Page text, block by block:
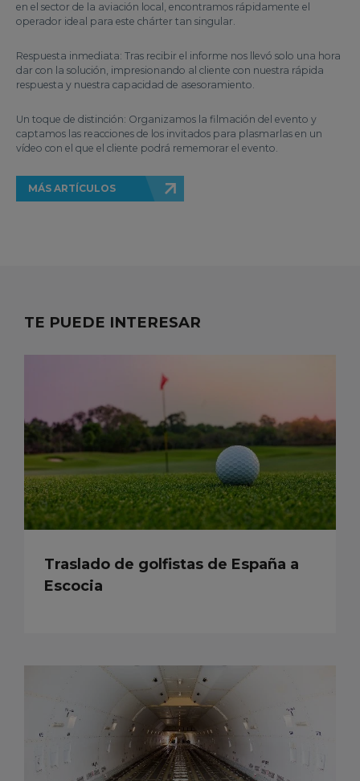
en el sector de la aviación local, encontramos rápidamente el
operador ideal para este chárter tan singular.
Respuesta inmediata: Tras recibir el informe nos llevó solo una hora
dar con la solución, impresionando al cliente con nuestra rápida
respuesta y nuestra capacidad de asesoramiento.
Un toque de distinción: Organizamos la filmación del evento y
captamos las reacciones de los invitados para plasmarlas en un
vídeo con el que el cliente podrá rememorar el evento.
MÁS ARTÍCULOS
TE PUEDE INTERESAR
Traslado de golfistas de España a
Escocia